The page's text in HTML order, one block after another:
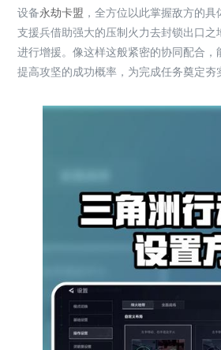
设备永劫卡盟 ，全方位以此掌握敌方的具
支援兵借助强大的压制火力去封锁出口之
进行增援。像这样这般紧密的协同配合，
提高攻坚的成功概率，为完成任务奠定夯